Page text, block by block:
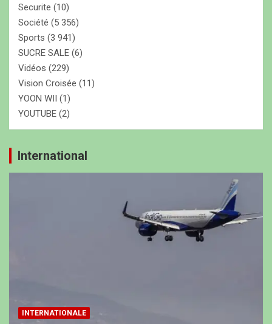
Securite (10)
Société (5 356)
Sports (3 941)
SUCRE SALE (6)
Vidéos (229)
Vision Croisée (11)
YOON WII (1)
YOUTUBE (2)
International
INTERNATIONALE